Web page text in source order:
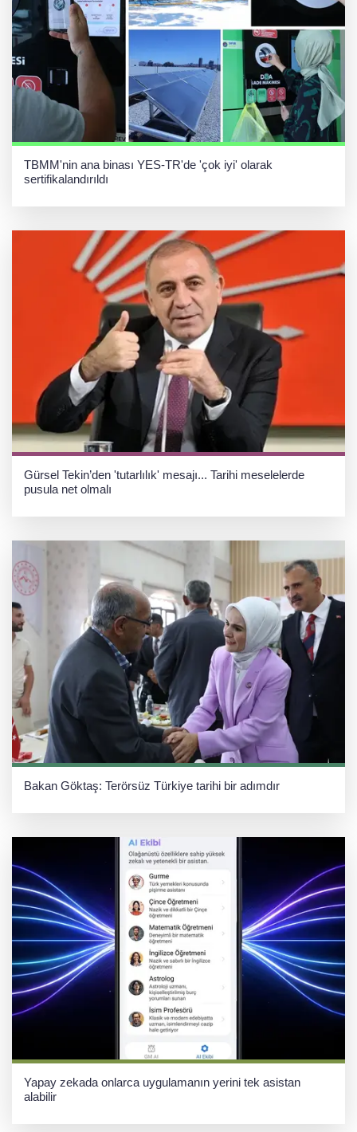
TBMM'nin ana binası YES-TR'de 'çok iyi' olarak
sertifikalandırıldı
Gürsel Tekin’den 'tutarlılık' mesajı... Tarihi meselelerde
pusula net olmalı
Bakan Göktaş: Terörsüz Türkiye tarihi bir adımdır
Yapay zekada onlarca uygulamanın yerini tek asistan
alabilir